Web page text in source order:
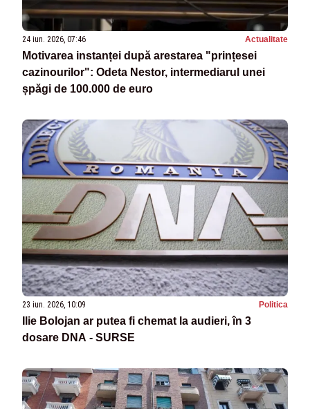
24 iun. 2026, 07:46 Actualitate
Motivarea instanței după arestarea "prințesei
cazinourilor": Odeta Nestor, intermediarul unei
șpăgi de 100.000 de euro
23 iun. 2026, 10:09 Politica
Ilie Bolojan ar putea fi chemat la audieri, în 3
dosare DNA - SURSE